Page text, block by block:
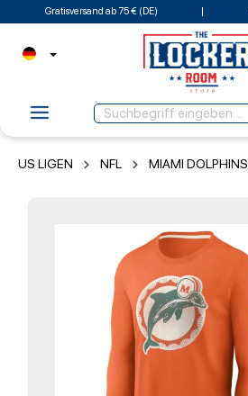
Gratisversand ab 75 € (DE)
US LIGEN NFL MIAMI DOLPHINS